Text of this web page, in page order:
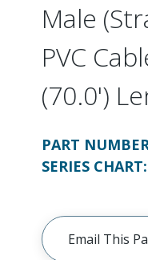
Male
PVC
(70.0')
PART
SERIES CHART:
Email This